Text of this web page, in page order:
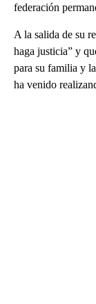
federación
A la salida de su
haga justicia” y
para su familia y
ha venido